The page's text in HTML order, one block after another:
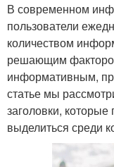
В современном
пользователи
количеством
решающим
информативным,
статье мы
заголовки,
выделиться среди